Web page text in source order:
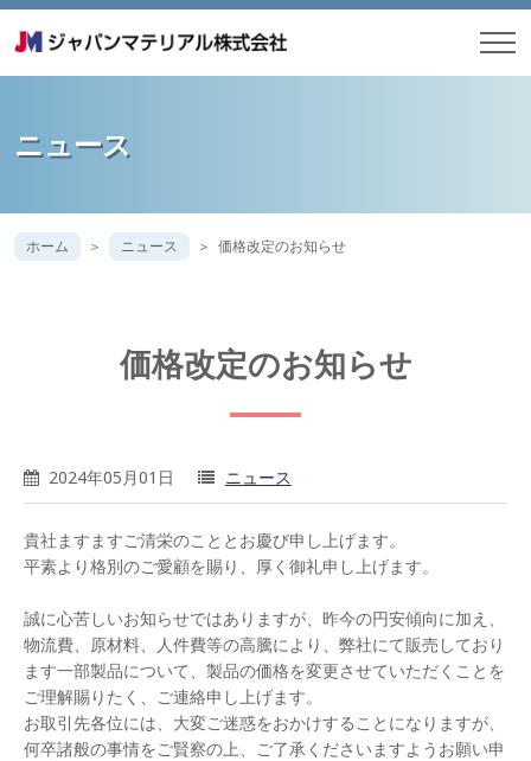
ニュース
ホーム ニュース 価格改定のお知らせ
価格改定のお知らせ
2024年05月01日 ニュース
貴社ますますご清栄のこととお慶び申し上げます。
平素より格別のご愛顧を賜り、厚く御礼申し上げます。
誠に心苦しいお知らせではありますが、昨今の円安傾向に加え、
物流費、原材料、人件費等の高騰により、弊社にて販売しており
ます一部製品について、製品の価格を変更させていただくことを
ご理解賜りたく、ご連絡申し上げます。
お取引先各位には、大変ご迷惑をおかけすることになりますが、
何卒諸般の事情をご賢察の上、ご了承くださいますようお願い申